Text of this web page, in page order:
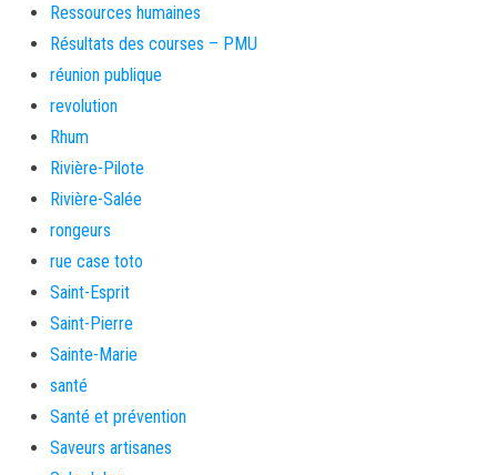
Ressources humaines
Résultats des courses – PMU
réunion publique
revolution
Rhum
Rivière-Pilote
Rivière-Salée
rongeurs
rue case toto
Saint-Esprit
Saint-Pierre
Sainte-Marie
santé
Santé et prévention
Saveurs artisanes